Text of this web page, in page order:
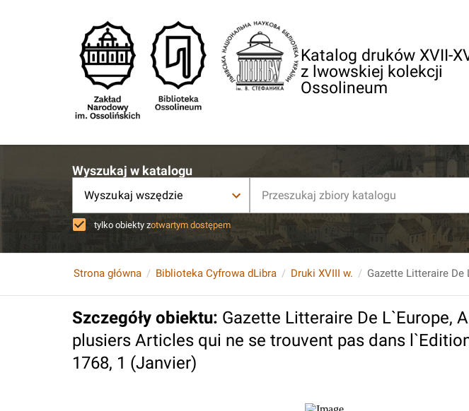
Katalog druków XVII-
z lwowskiej kolekcji
Ossolineum
Wyszukaj w katalogu
Wyszukaj wszędzie
tylko obiekty zotwartym dostępem
Strona główna Biblioteka Cyfrowa dLibra Druki XVIII w.
Szczegóły obiektu: Gazette Litteraire De L`Europe,
plusiers Articles qui ne se trouvent pas dans
1768, 1 (Janvier)